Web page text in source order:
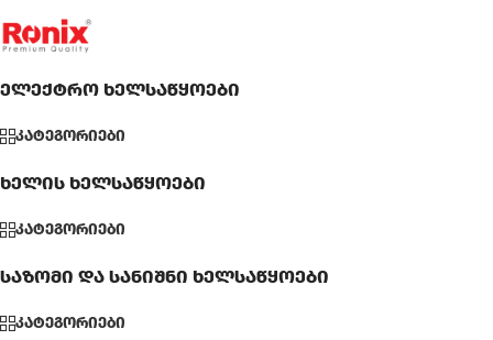
ელექტრო ხელსაწყოები
კატეგორიები
ხელის ხელსაწყოები
კატეგორიები
საზომი და სანიშნი ხელსაწყოები
კატეგორიები